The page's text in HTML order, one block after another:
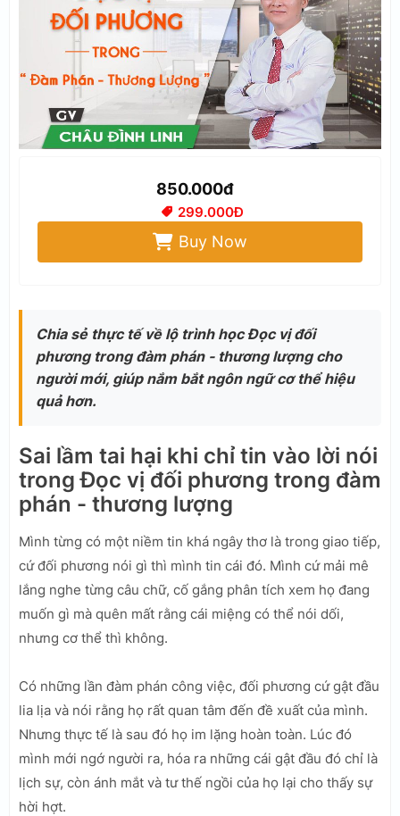
850.000đ
299.000Đ
Buy Now
Chia sẻ thực tế về lộ trình học Đọc vị đối
phương trong đàm phán - thương lượng cho
người mới, giúp nắm bắt ngôn ngữ cơ thể hiệu
quả hơn.
Sai lầm tai hại khi chỉ tin vào lời nói
trong Đọc vị đối phương trong đàm
phán - thương lượng
Mình từng có một niềm tin khá ngây thơ là trong giao tiếp,
cứ đối phương nói gì thì mình tin cái đó. Mình cứ mải mê
lắng nghe từng câu chữ, cố gắng phân tích xem họ đang
muốn gì mà quên mất rằng cái miệng có thể nói dối,
nhưng cơ thể thì không.
Có những lần đàm phán công việc, đối phương cứ gật đầu
lia lịa và nói rằng họ rất quan tâm đến đề xuất của mình.
Nhưng thực tế là sau đó họ im lặng hoàn toàn. Lúc đó
mình mới ngớ người ra, hóa ra những cái gật đầu đó chỉ là
lịch sự, còn ánh mắt và tư thế ngồi của họ lại cho thấy sự
hời hợt.